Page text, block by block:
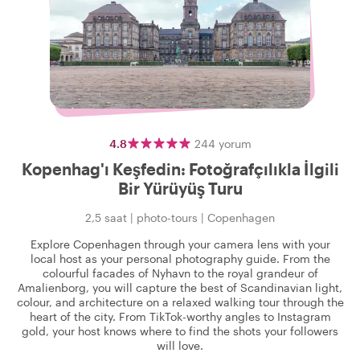
4.8 244 yorum
Kopenhag'ı Keşfedin: Fotoğrafçılıkla İlgili
Bir Yürüyüş Turu
2,5 saat | photo-tours | Copenhagen
Explore Copenhagen through your camera lens with your
local host as your personal photography guide. From the
colourful facades of Nyhavn to the royal grandeur of
Amalienborg, you will capture the best of Scandinavian light,
colour, and architecture on a relaxed walking tour through the
heart of the city. From TikTok-worthy angles to Instagram
gold, your host knows where to find the shots your followers
will love.